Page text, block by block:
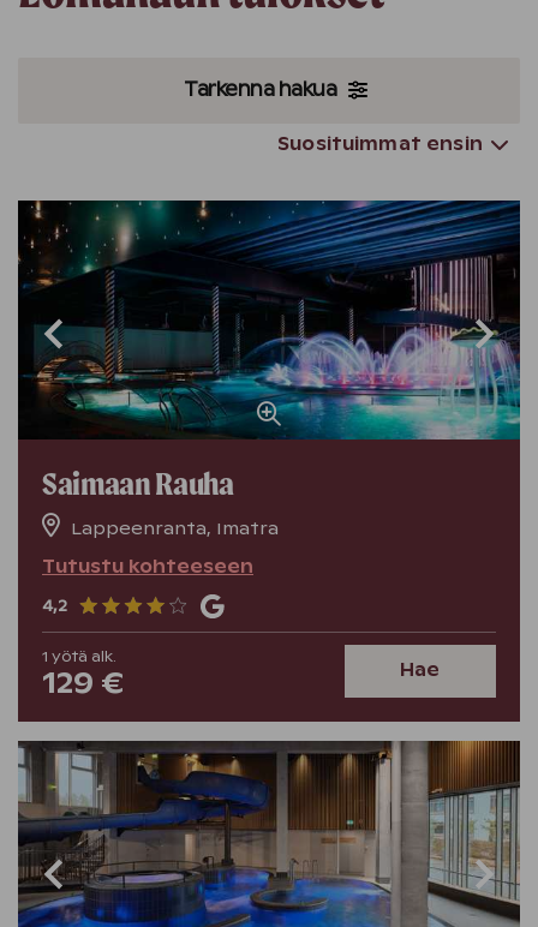
Tarkenna hakua
Suosituimmat ensin
Saimaan Rauha
Lappeenranta, Imatra
Tutustu kohteeseen
4,2
1 yötä alk.
129 € Hae